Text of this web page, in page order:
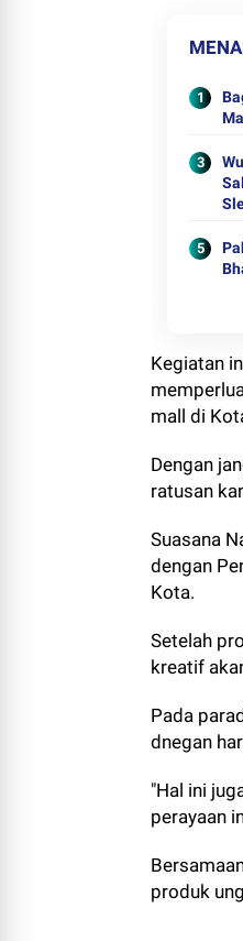
Kegiatan
mall di
Dengan
ratusan
Suasana
dengan
Kota.
Setelah
kreatif
Pada
dnegan
"Hal ini
perayaan
produk